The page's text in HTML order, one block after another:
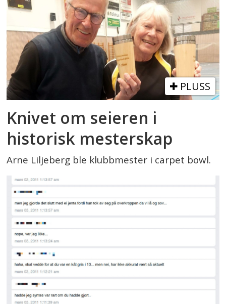
PLUSS
Knivet om seieren i
historisk mesterskap
Arne Liljeberg ble klubbmester i carpet bowl.